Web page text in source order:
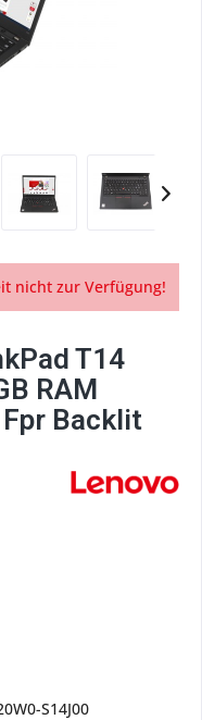
nicht zur Verfügung!
T14
RAM
Fpr Backlit
S14J00